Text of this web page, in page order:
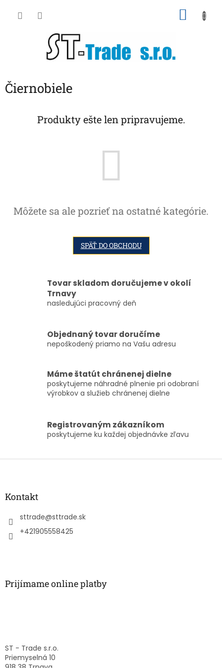
Čiernobiele
Produkty ešte len pripravujeme.
Môžete sa ale pozrieť na ostatné kategórie.
SPÄŤ DO OBCHODU
Tovar skladom doručujeme v okolí
Trnavy
nasledujúci pracovný deň
Objednaný tovar doručíme
nepoškodený priamo na Vašu adresu
Máme štatút chránenej dielne
poskytujeme náhradné plnenie pri odobraní
výrobkov a služieb chránenej dielne
Registrovaným zákazníkom
poskytujeme ku každej objednávke zľavu
Z
Kontakt
sttrade@sttrade.sk
+421905558425
Prijímame online platby
ST - Trade s.r.o.
Priemyselná 10